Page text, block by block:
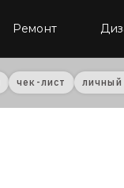
Ремонт
чек-лист